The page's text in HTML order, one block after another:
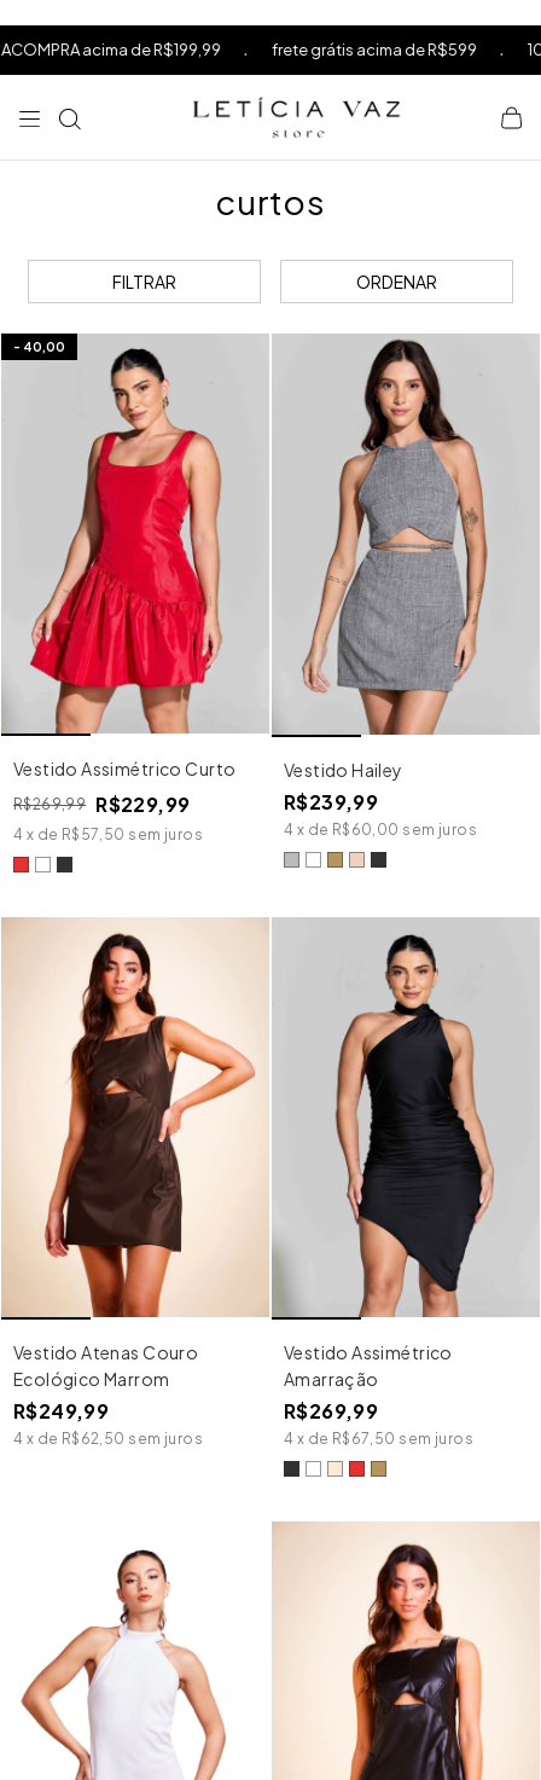
R$199,99 . frete grátis acima de R$599 . 10% OFF na sua
curtos
FILTRAR ORDENAR
- 40,00
Vestido Assimétrico Curto
R$269,99 R$229,99
4 x de R$57,50 sem juros
Vestido Hailey
R$239,99
4 x de R$60,00 sem juros
Vestido Atenas Couro
Ecológico Marrom
R$249,99
4 x de R$62,50 sem juros
Vestido Assimétrico
Amarração
R$269,99
4 x de R$67,50 sem juros